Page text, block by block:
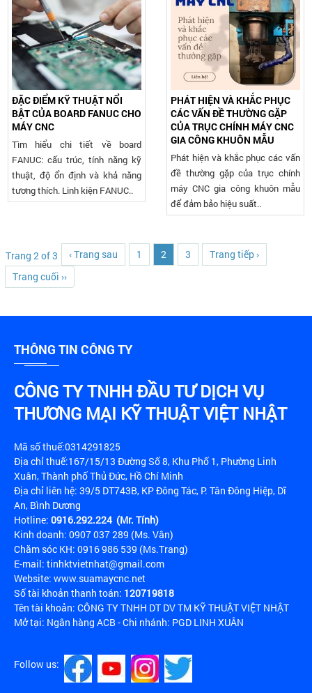
ĐẶC ĐIỂM KỸ THUẬT NỔI
BẬT CỦA BOARD FANUC CHO
MÁY CNC
Tìm hiểu chi tiết về board
FANUC: cấu trúc, tính năng kỹ
thuật, độ ổn định và khả năng
tương thích. Linh kiện FANUC..
PHÁT HIỆN VÀ KHẮC PHỤC
CÁC VẤN ĐỀ THƯỜNG GẶP
CỦA TRỤC CHÍNH MÁY CNC
GIA CÔNG KHUÔN MẪU
Phát hiện và khắc phục các vấn
đề thường gặp của trục chính
máy CNC gia công khuôn mẫu
để đảm bảo hiệu suất..
Trang 2 of 3 ‹ Trang sau 1 2 3
Trang tiếp ›
Trang cuối ››
THÔNG TIN CÔNG TY
CÔNG TY TNHH ĐẦU TƯ DỊCH VỤ
THƯƠNG MẠI KỸ THUẬT VIỆT NHẬT
Mã số thuế:0314291825
Địa chỉ thuế:167/15/13 Đường Số 8, Khu Phố 1, Phường Linh
Xuân, Thành phố Thủ Đức, Hồ Chí Minh
Địa chỉ liên hệ: 39/5 DT743B, KP Đông Tác, P. Tân Đông Hiệp, Dĩ
An, Bình Dương
Hotline: 0916.292.224 (Mr. Tính)
Kinh doanh: 0907 037 289 (Ms. Vân)
Chăm sóc KH: 0916 986 539 (Ms.Trang)
E-mail: tinhktvietnhat@gmail.com
Website: www.suamaycnc.net
Số tài khoản thanh toán: 120719818
Tên tài khoản: CÔNG TY TNHH DT DV TM KỸ THUẬT VIỆT NHẬT
Mở tại: Ngân hàng ACB - Chi nhánh: PGD LINH XUÂN
Follow us: